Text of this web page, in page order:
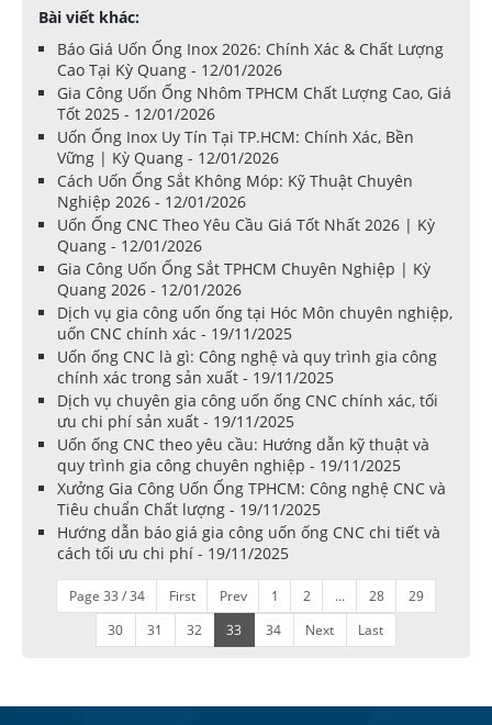
Bài viết khác:
Báo Giá Uốn Ống Inox 2026: Chính Xác & Chất Lượng
Cao Tại Kỳ Quang - 12/01/2026
Gia Công Uốn Ống Nhôm TPHCM Chất Lượng Cao, Giá
Tốt 2025 - 12/01/2026
Uốn Ống Inox Uy Tín Tại TP.HCM: Chính Xác, Bền
Vững | Kỳ Quang - 12/01/2026
Cách Uốn Ống Sắt Không Móp: Kỹ Thuật Chuyên
Nghiệp 2026 - 12/01/2026
Uốn Ống CNC Theo Yêu Cầu Giá Tốt Nhất 2026 | Kỳ
Quang - 12/01/2026
Gia Công Uốn Ống Sắt TPHCM Chuyên Nghiệp | Kỳ
Quang 2026 - 12/01/2026
Dịch vụ gia công uốn ống tại Hóc Môn chuyên nghiệp,
uốn CNC chính xác - 19/11/2025
Uốn ống CNC là gì: Công nghệ và quy trình gia công
chính xác trong sản xuất - 19/11/2025
Dịch vụ chuyên gia công uốn ống CNC chính xác, tối
ưu chi phí sản xuất - 19/11/2025
Uốn ống CNC theo yêu cầu: Hướng dẫn kỹ thuật và
quy trình gia công chuyên nghiệp - 19/11/2025
Xưởng Gia Công Uốn Ống TPHCM: Công nghệ CNC và
Tiêu chuẩn Chất lượng - 19/11/2025
Hướng dẫn báo giá gia công uốn ống CNC chi tiết và
cách tối ưu chi phí - 19/11/2025
Page 33 / 34 First Prev 1 2 ... 28
29
30
31 32 33 34 Next Last